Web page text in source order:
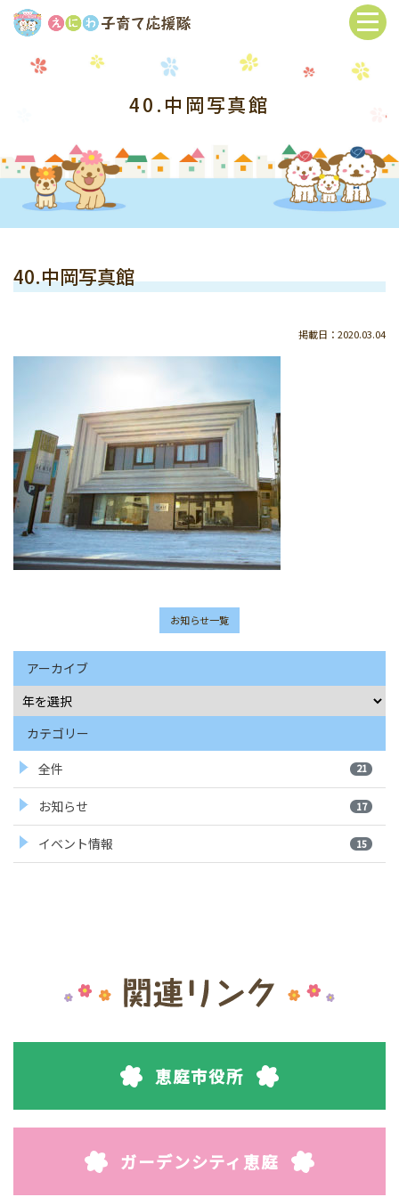
40.中岡写真館
40.中岡写真館
掲載日：2020.03.04
お知らせ一覧
アーカイブ
カテゴリー
全件 21
お知らせ 17
イベント情報 15
恵庭市役所
ガーデンシティ恵庭